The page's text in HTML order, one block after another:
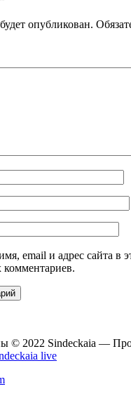
опубликован.
email и адрес сайта в
© 2022 Sindeckaia —
live